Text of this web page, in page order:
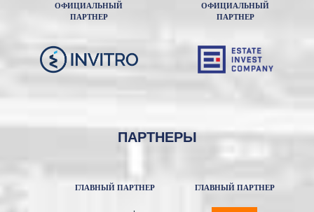
ОФИЦИАЛЬНЫЙ
ПАРТНЕР
ОФИЦИАЛЬНЫЙ
ПАРТНЕР
ПАРТНЕРЫ
ГЛАВНЫЙ ПАРТНЕР ГЛАВНЫЙ ПАРТНЕР